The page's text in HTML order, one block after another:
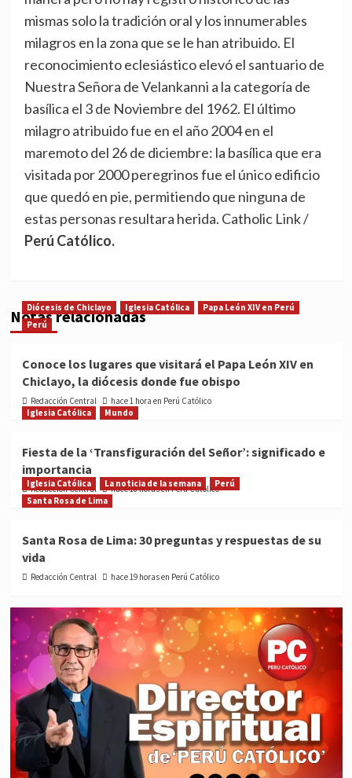
mismas solo la tradición oral y los innumerables
milagros en la zona que se le han atribuido. El
reconocimiento eclesiástico elevó el santuario de
Nuestra Señora de Velankanni a la categoría de
basílica el 3 de Noviembre del 1962. El último
milagro atribuido fue en el año 2004 en el
maremoto del 26 de diciembre: la basílica que era
visitada por 2000 peregrinos fue el único edificio
que quedó en pie, permitiendo que ninguna de
estas personas resultara herida. Catholic Link /
Perú Católico.
Notas relacionadas
Diócesis de Chiclayo Iglesia Católica
Papa León XIV en Perú
Perú
Conoce los lugares que visitará el Papa León XIV en
Chiclayo, la diócesis donde fue obispo
Redacción Central
hace 1 hora en Perú Católico
Iglesia Católica
Mundo
Fiesta de la ‘Transfiguración del Señor’: significado e
importancia
Redacción Central hace 18 horas en Perú Católico
Iglesia Católica La noticia de la semana
Perú
Santa Rosa de Lima
Santa Rosa de Lima: 30 preguntas y respuestas de su
vida
Redacción Central hace 19 horas en Perú Católico